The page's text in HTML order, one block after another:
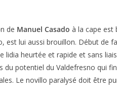
de Manuel Casado à la cape est
est lui aussi brouillon. Début de
heurtée et rapide et sans
potentiel du Valdefresno qui
Le novillo paralysé doit être